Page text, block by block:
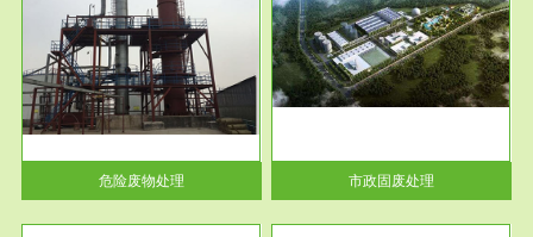
危险废物处理
市政固废处理
蔚蓝生态环境科技所从事的市政
废物处理业务包括市政废物的处
理处...
市政固废处理